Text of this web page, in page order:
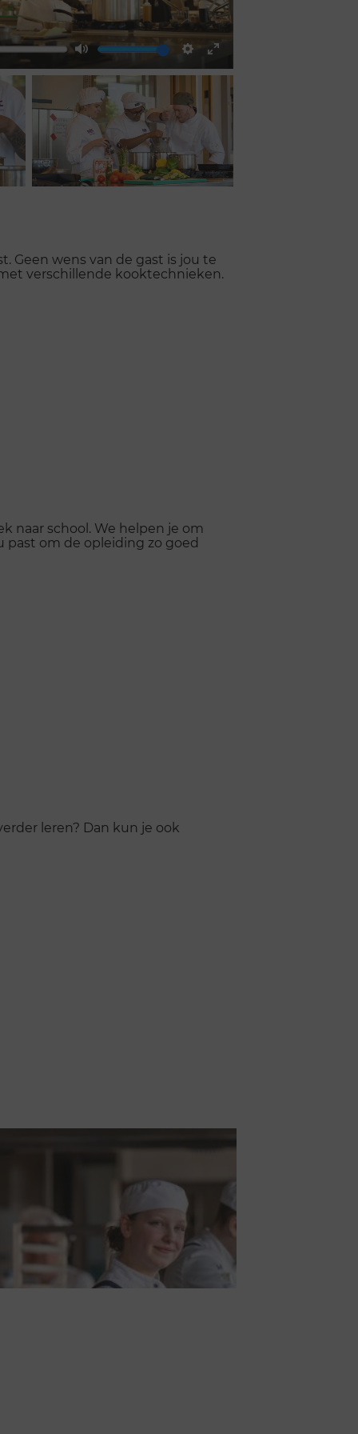
Mute Settings
Enter
fullscreen
Geen wens van de gast is jou te
verschillende kooktechnieken.
naar school. We helpen je om
past om de opleiding zo goed
leren? Dan kun je ook